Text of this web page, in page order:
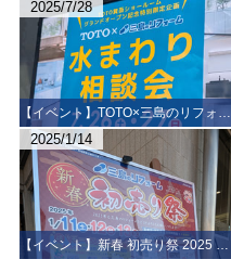
2025/7/28
【イベント】TOTO×三島のリフォーム 水まわり相談会 ～ご来場ありがとうございました～
2025/1/14
【イベント】新春 初売り祭 2025 高槻店・茨木店 同時開催 ～ご来店ありがとうございました～【満員御礼】